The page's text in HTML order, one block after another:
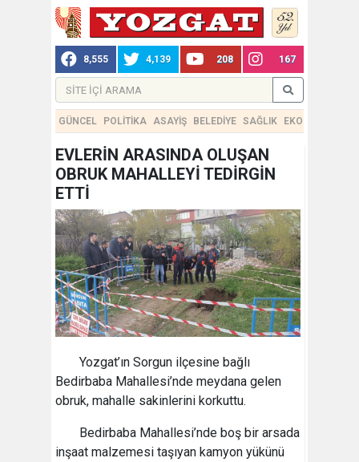
8,555 4,139 208 167
GÜNCEL POLİTİKA ASAYİŞ BELEDİYE SAĞLIK EKONOMİ
EVLERİN ARASINDA OLUŞAN
OBRUK MAHALLEYİ TEDİRGİN
ETTİ
Yozgat’ın Sorgun ilçesine bağlı
Bedirbaba Mahallesi’nde meydana gelen
obruk, mahalle sakinlerini korkuttu.
Bedirbaba Mahallesi’nde boş bir arsada
inşaat malzemesi taşıyan kamyon yükünü